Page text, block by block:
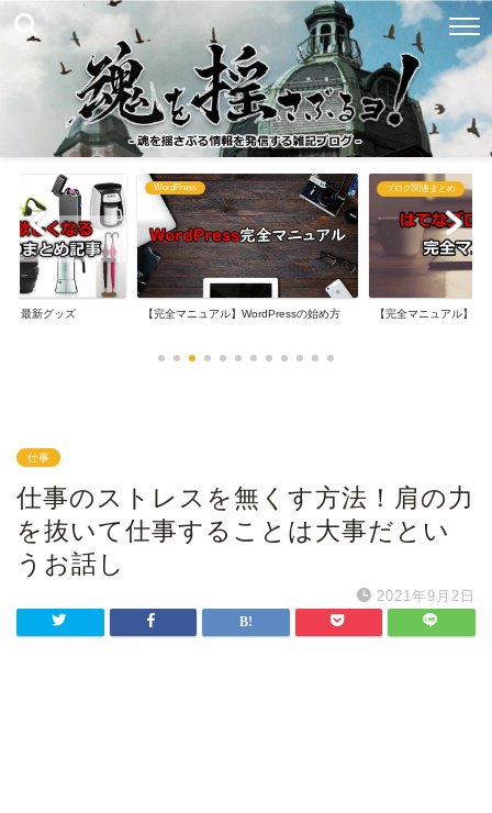
る最新グッズ
WordPress
【完全マニュアル】WordPressの始め方
ブログ関連まとめ
【完全マニュアル】は
仕事
仕事のストレスを無くす方法！肩の力
を抜いて仕事することは大事だとい
うお話し
2021年9月2日